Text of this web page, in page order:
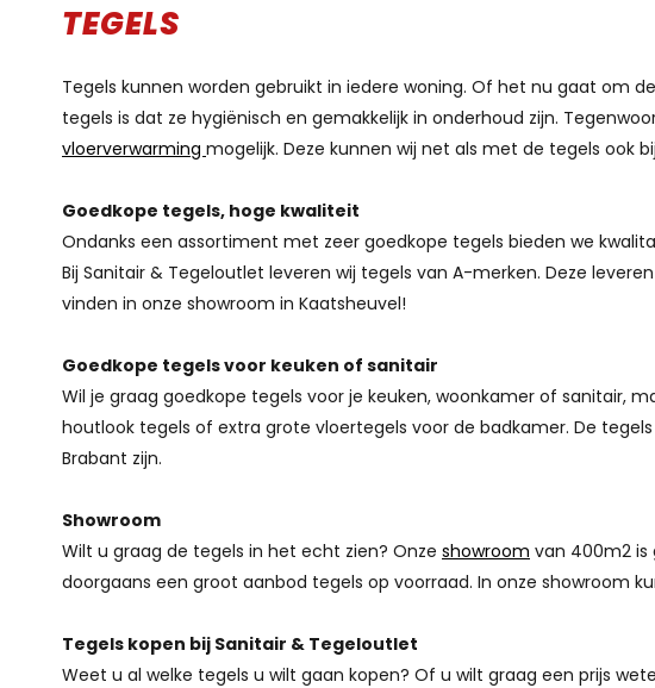
TEGELS
Tegels kunnen worden gebruikt in iedere woning. Of het nu gaat om
tegels is dat ze hygiënisch en gemakkelijk in onderhoud zijn.
vloerverwarming mogelijk. Deze kunnen wij net als met de tegels ook
Goedkope tegels, hoge kwaliteit
Ondanks een assortiment met zeer goedkope tegels bieden we
Bij Sanitair & Tegeloutlet leveren wij tegels van A-merken. Deze
vinden in onze showroom in Kaatsheuvel!
Goedkope tegels voor keuken of sanitair
Wil je graag goedkope tegels voor je keuken, woonkamer of sanitair,
houtlook tegels of extra grote vloertegels voor de badkamer. De
Brabant zijn.
Showroom
Wilt u graag de tegels in het echt zien? Onze showroom van 400m2 is
doorgaans een groot aanbod tegels op voorraad. In onze showroom
Tegels kopen bij Sanitair & Tegeloutlet
Weet u al welke tegels u wilt gaan kopen? Of u wilt graag een prijs